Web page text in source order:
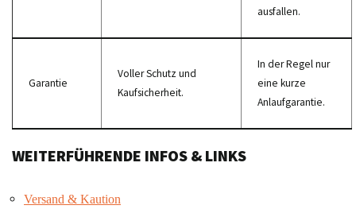
ausfallen.
Garantie
Voller Schutz und
Kaufsicherheit.
In der Regel nur
eine kurze
Anlaufgarantie.
WEITERFÜHRENDE INFOS & LINKS
Versand & Kaution